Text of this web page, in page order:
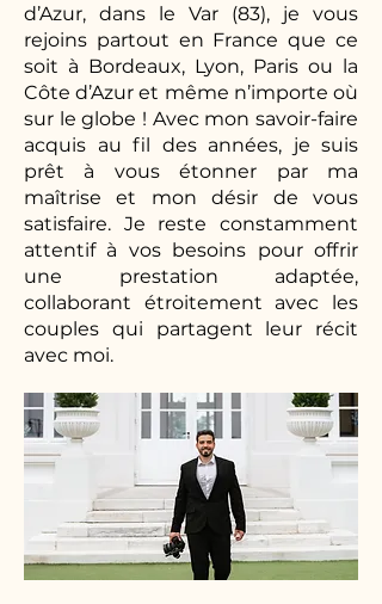
d’Azur, dans le Var (83), je vous
rejoins partout en France que ce
soit à Bordeaux, Lyon, Paris ou la
Côte d’Azur et même n’importe où
sur le globe ! Avec mon savoir-faire
acquis au fil des années, je suis
prêt à vous étonner par ma
maîtrise et mon désir de vous
satisfaire. Je reste constamment
attentif à vos besoins pour offrir
une prestation adaptée,
collaborant étroitement avec les
couples qui partagent leur récit
avec moi.